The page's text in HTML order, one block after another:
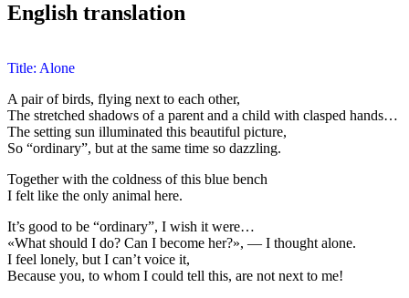
English translation
Title: Alone
A pair of birds, flying next to each other,
The stretched shadows of a parent and a child with clasped hands…
The setting sun illuminated this beautiful picture,
So “ordinary”, but at the same time so dazzling.
Together with the coldness of this blue bench
I felt like the only animal here.
It’s good to be “ordinary”, I wish it were…
«What should I do? Can I become her?», — I thought alone.
I feel lonely, but I can’t voice it,
Because you, to whom I could tell this, are not next to me!